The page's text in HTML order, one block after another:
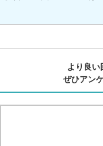
より良い
ぜひアン